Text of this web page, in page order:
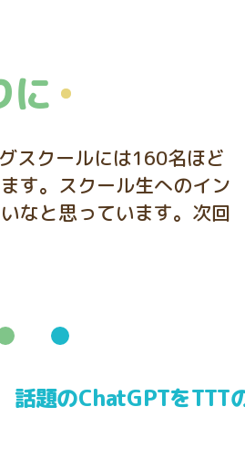
に
スクールには160名ほど
す。スクール生へのイン
なと思っています。次回
話題のChatGPTをTTT